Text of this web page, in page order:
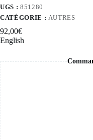
UGS : 851280
CATÉGORIE : AUTRES
92,00€
English